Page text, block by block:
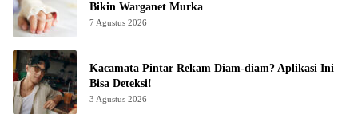
Bikin Warganet Murka
7 Agustus 2026
Kacamata Pintar Rekam Diam-diam? Aplikasi Ini
Bisa Deteksi!
3 Agustus 2026